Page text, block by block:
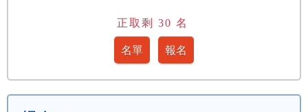
正取剩 30 名